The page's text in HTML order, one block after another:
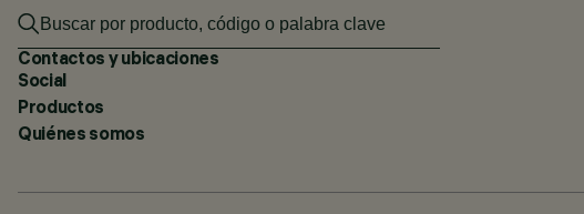
Contactos y ubicaciones
Social
Productos
Quiénes somos